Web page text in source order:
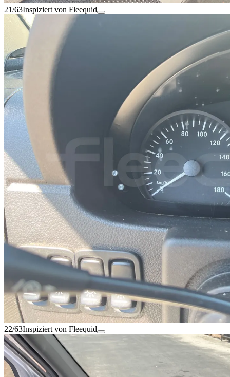
21/63Inspiziert von Fleequid
22/63Inspiziert von Fleequid